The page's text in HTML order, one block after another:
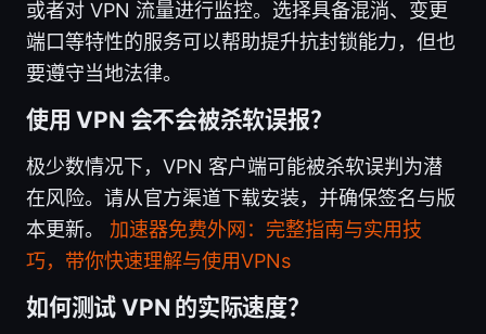
或者对 VPN 流量进行监控。选择具备混淌、变更
端口等特性的服务可以帮助提升抗封锁能力，但也
要遵守当地法律。
使用 VPN 会不会被杀软误报？
极少数情况下，VPN 客户端可能被杀软误判为潜
在风险。请从官方渠道下载安装，并确保签名与版
本更新。 加速器免费外网：完整指南与实用技
巧，带你快速理解与使用VPNs
如何测试 VPN 的实际速度？